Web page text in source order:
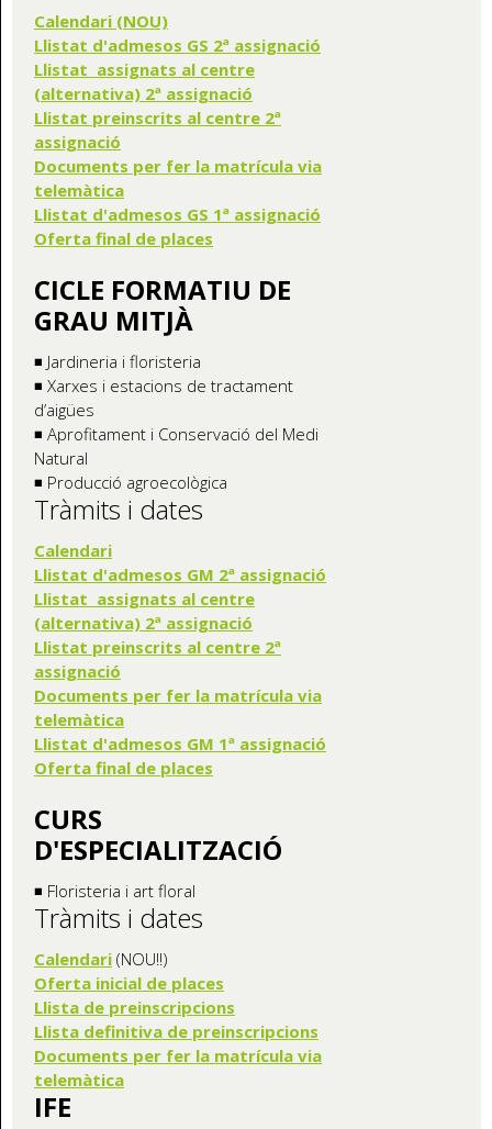
Calendari (NOU)
Llistat d'admesos GS 2ª assignació
Llistat assignats al centre
(alternativa) 2ª assignació
Llistat preinscrits al centre 2ª
assignació
Documents per fer la matrícula via
telemàtica
Llistat d'admesos GS 1ª assignació
Oferta final de places
CICLE FORMATIU DE
GRAU MITJÀ
◾ Jardineria i floristeria
◾ Xarxes i estacions de tractament
d’aigües
◾ Aprofitament i Conservació del Medi
Natural
◾ Producció agroecològica
Tràmits i dates
Calendari
Llistat d'admesos GM 2ª assignació
Llistat assignats al centre
(alternativa) 2ª assignació
Llistat preinscrits al centre 2ª
assignació
Documents per fer la matrícula via
telemàtica
Llistat d'admesos GM 1ª assignació
Oferta final de places
CURS
D'ESPECIALITZACIÓ
◾ Floristeria i art floral
Tràmits i dates
Calendari (NOU!!)
Oferta inicial de places
Llista de preinscripcions
Llista definitiva de preinscripcions
Documents per fer la matrícula via
telemàtica
IFE